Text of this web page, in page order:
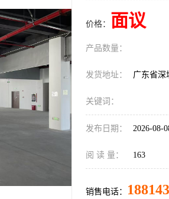
价格： 面议
产品数量：
发货地址： 广东省深
关键词：
发布日期： 2026-08-
阅 读 量： 163
销售电话：